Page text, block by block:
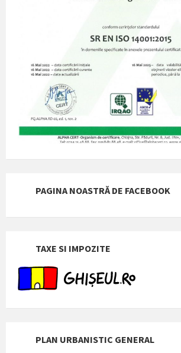
PAGINA NOASTRĂ DE FACEBOOK
TAXE SI IMPOZITE
PLAN URBANISTIC GENERAL